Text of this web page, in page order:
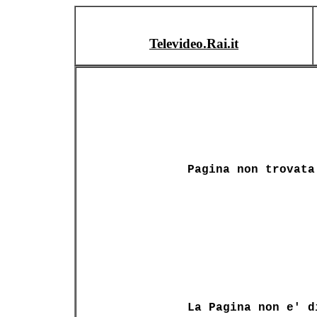
Televideo.Rai.it
Pagina non trovata
La Pagina non e'